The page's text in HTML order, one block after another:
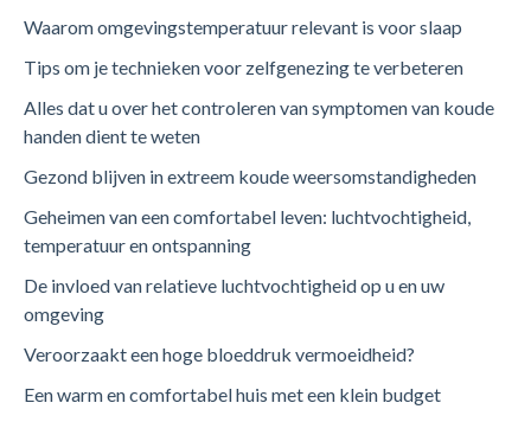
Waarom omgevingstemperatuur relevant is voor slaap
Tips om je technieken voor zelfgenezing te verbeteren
Alles dat u over het controleren van symptomen van koude
handen dient te weten
Gezond blijven in extreem koude weersomstandigheden
Geheimen van een comfortabel leven: luchtvochtigheid,
temperatuur en ontspanning
De invloed van relatieve luchtvochtigheid op u en uw
omgeving
Veroorzaakt een hoge bloeddruk vermoeidheid?
Een warm en comfortabel huis met een klein budget